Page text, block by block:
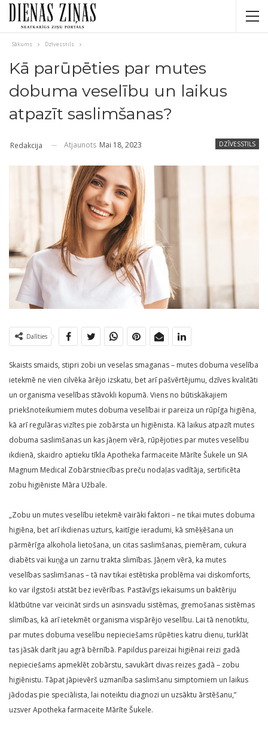
Sākums Dzīvesstils
Kā parūpēties par mutes
dobuma veselību un laikus
atpazīt saslimšanas?
DZĪVESSTILS
Redakcija Atjaunots Mai 18, 2023
Dalīties
Skaists smaids, stipri zobi un veselas smaganas – mutes dobuma veselība
ietekmē ne vien cilvēka ārējo izskatu, bet arī pašvērtējumu, dzīves kvalitāti
un organisma veselības stāvokli kopumā. Viens no būtiskākajiem
priekšnoteikumiem mutes dobuma veselībai ir pareiza un rūpīga higiēna,
kā arī regulāras vizītes pie zobārsta un higiēnista. Kā laikus atpazīt mutes
dobuma saslimšanas un kas jāņem vērā, rūpējoties par mutes veselību
ikdienā, skaidro aptieku tīkla Apotheka farmaceite Mārīte Šukele un SIA
Magnum Medical Zobārstniecības preču nodaļas vadītāja, sertificēta
zobu higiēniste Māra Užbale.
„Zobu un mutes veselību ietekmē vairāki faktori – ne tikai mutes dobuma
higiēna, bet arī ikdienas uzturs, kaitīgie ieradumi, kā smēķēšana un
pārmērīga alkohola lietošana, un citas saslimšanas, piemēram, cukura
diabēts vai kuņģa un zarnu trakta slimības. Jāņem vērā, ka mutes
veselības saslimšanas – tā nav tikai estētiska problēma vai diskomforts,
ko var ilgstoši atstāt bez ievērības. Pastāvīgs iekaisums un baktēriju
klātbūtne var veicināt sirds un asinsvadu sistēmas, gremošanas sistēmas
slimības, kā arī ietekmēt organisma vispārējo veselību. Lai tā nenotiktu,
par mutes dobuma veselību nepieciešams rūpēties katru dienu, turklāt
tas jāsāk darīt jau agrā bērnībā. Papildus pareizai higiēnai reizi gadā
nepieciešams apmeklēt zobārstu, savukārt divas reizes gadā – zobu
higiēnistu. Tāpat jāpievērš uzmanība saslimšanu simptomiem un laikus
jādodas pie speciālista, lai noteiktu diagnozi un uzsāktu ārstēšanu,”
uzsver Apotheka farmaceite Mārīte Šukele.